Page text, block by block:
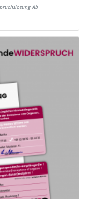
Ab